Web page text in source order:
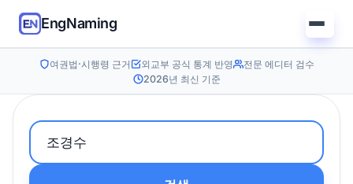
EngNaming
여권법·시행령 근거 외교부 공식 통계 반영
전문 에디터 검수
2026년 최신 기준